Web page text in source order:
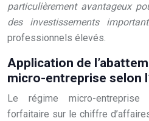
particulièrement avantageux
des investissements
professionnels élevés.
Application de
micro-entreprise selon
Le régime micro-entreprise
forfaitaire sur le chiffre